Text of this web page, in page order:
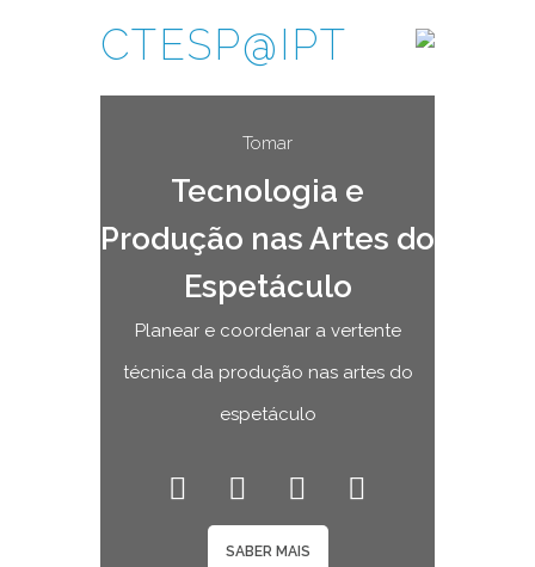
CTESP@IPT
Tomar
Tecnologia e
Produção nas Artes do
Espetáculo
Planear e coordenar a vertente
técnica da produção nas artes do
espetáculo
SABER MAIS